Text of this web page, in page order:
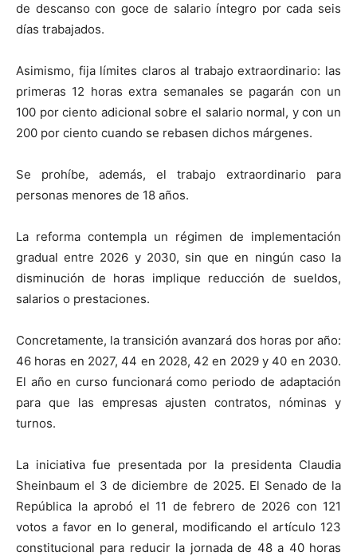
de descanso con goce de salario íntegro por cada seis
días trabajados.
Asimismo, fija límites claros al trabajo extraordinario: las
primeras 12 horas extra semanales se pagarán con un
100 por ciento adicional sobre el salario normal, y con un
200 por ciento cuando se rebasen dichos márgenes.
Se prohíbe, además, el trabajo extraordinario para
personas menores de 18 años.
La reforma contempla un régimen de implementación
gradual entre 2026 y 2030, sin que en ningún caso la
disminución de horas implique reducción de sueldos,
salarios o prestaciones.
Concretamente, la transición avanzará dos horas por año:
46 horas en 2027, 44 en 2028, 42 en 2029 y 40 en 2030.
El año en curso funcionará como periodo de adaptación
para que las empresas ajusten contratos, nóminas y
turnos.
La iniciativa fue presentada por la presidenta Claudia
Sheinbaum el 3 de diciembre de 2025. El Senado de la
República la aprobó el 11 de febrero de 2026 con 121
votos a favor en lo general, modificando el artículo 123
constitucional para reducir la jornada de 48 a 40 horas